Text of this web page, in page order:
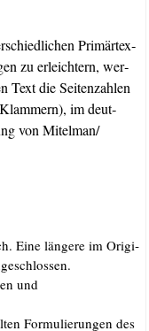
Pri­mär­tex­
zu erleich­tern, wer­
Text die Sei­ten­zah­len
im deut­
von Mitelman/​
Eine län­ge­re im Ori­gi­
und
For­mu­lie­run­gen des